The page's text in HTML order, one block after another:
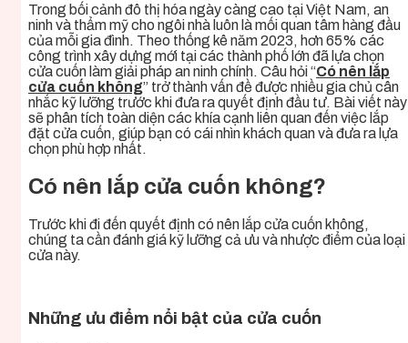
Trong bối cảnh đô thị hóa ngày càng cao tại Việt Nam, an
ninh và thẩm mỹ cho ngôi nhà luôn là mối quan tâm hàng đầu
của mỗi gia đình. Theo thống kê năm 2023, hơn 65% các
công trình xây dựng mới tại các thành phố lớn đã lựa chọn
cửa cuốn làm giải pháp an ninh chính. Câu hỏi “Có nên lắp
cửa cuốn không” trở thành vấn đề được nhiều gia chủ cân
nhắc kỹ lưỡng trước khi đưa ra quyết định đầu tư. Bài viết này
sẽ phân tích toàn diện các khía cạnh liên quan đến việc lắp
đặt cửa cuốn, giúp bạn có cái nhìn khách quan và đưa ra lựa
chọn phù hợp nhất.
Có nên lắp cửa cuốn không?
Trước khi đi đến quyết định có nên lắp cửa cuốn không,
chúng ta cần đánh giá kỹ lưỡng cả ưu và nhược điểm của loại
cửa này.
Những ưu điểm nổi bật của cửa cuốn